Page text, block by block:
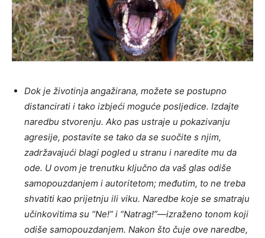
Dok je životinja angažirana, možete se postupno
distancirati i tako izbjeći moguće posljedice. Izdajte
naredbu stvorenju. Ako pas ustraje u pokazivanju
agresije, postavite se tako da se suočite s njim,
zadržavajući blagi pogled u stranu i naredite mu da
ode. U ovom je trenutku ključno da vaš glas odiše
samopouzdanjem i autoritetom; međutim, to ne treba
shvatiti kao prijetnju ili viku. Naredbe koje se smatraju
učinkovitima su “Ne!” i “Natrag!”—izraženo tonom koji
odiše samopouzdanjem. Nakon što čuje ove naredbe,